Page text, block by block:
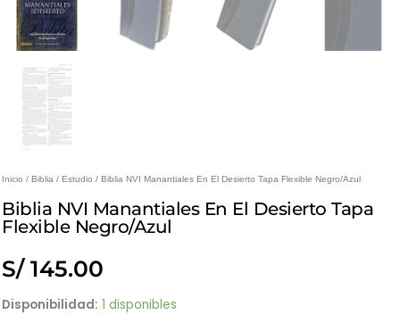
Inicio / Biblia / Estudio / Biblia NVI Manantiales En El Desierto Tapa Flexible Negro/Azul
Biblia NVI Manantiales En El Desierto Tapa
Flexible Negro/Azul
S/145.00
Disponibilidad: 1 disponibles
Biblia